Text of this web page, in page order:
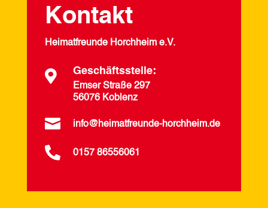
Kontakt
Heimatfreunde Horchheim e.V.
 Geschäftsstelle:
Emser Straße 297
56076 Koblenz
 info@heimatfreunde-horchheim.de
 0157 86556061